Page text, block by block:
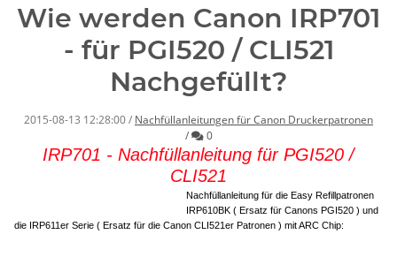
Wie werden Canon IRP701
- für PGI520 / CLI521
Nachgefüllt?
2015-08-13 12:28:00/ Nachfüllanleitungen für Canon Druckerpatronen
/
Kommentare
0
IRP701 - Nachfüllanleitung für PGI520 /
CLI521
Nachfüllanleitung für die Easy Refillpatronen
IRP610BK ( Ersatz für Canons PGI520 ) und
die IRP611er Serie ( Ersatz für die Canon CLI521er Patronen ) mit ARC Chip: